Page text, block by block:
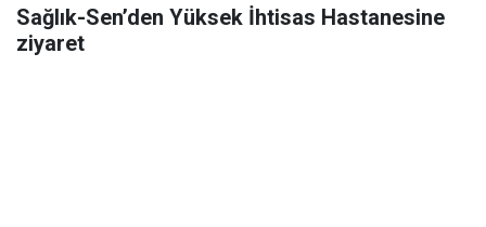
Sağlık-Sen’den Yüksek İhtisas Hastanesine
ziyaret